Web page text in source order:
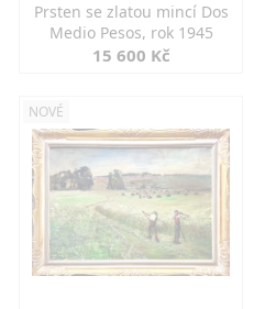
Prsten se zlatou mincí Dos
Medio Pesos, rok 1945
15 600 Kč
NOVÉ